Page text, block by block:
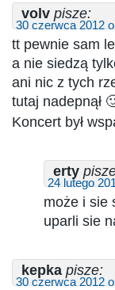
volv pisze:
30 czerwca 2012
tt pewnie sam
a nie siedzą
ani nic z tych
tutaj nadepnął
Koncert był
erty
24 lutego
może i sie
uparli sie
kepka pisze:
30 czerwca 2012